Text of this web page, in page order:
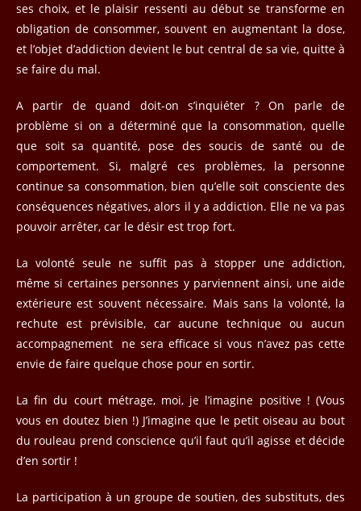
ses choix, et le plaisir ressenti au début se transforme en
obligation de consommer, souvent en augmentant la dose,
et l’objet d’addiction devient le but central de sa vie, quitte à
se faire du mal.
A partir de quand doit-on s’inquiéter ? On parle de
problème si on a déterminé que la consommation, quelle
que soit sa quantité, pose des soucis de santé ou de
comportement. Si, malgré ces problèmes, la personne
continue sa consommation, bien qu’elle soit consciente des
conséquences négatives, alors il y a addiction. Elle ne va pas
pouvoir arrêter, car le désir est trop fort.
La volonté seule ne suffit pas à stopper une addiction,
même si certaines personnes y parviennent ainsi, une aide
extérieure est souvent nécessaire. Mais sans la volonté, la
rechute est prévisible, car aucune technique ou aucun
accompagnement ne sera efficace si vous n’avez pas cette
envie de faire quelque chose pour en sortir.
La fin du court métrage, moi, je l’imagine positive ! (Vous
vous en doutez bien !) J’imagine que le petit oiseau au bout
du rouleau prend conscience qu’il faut qu’il agisse et décide
d’en sortir !
La participation à un groupe de soutien, des substituts, des